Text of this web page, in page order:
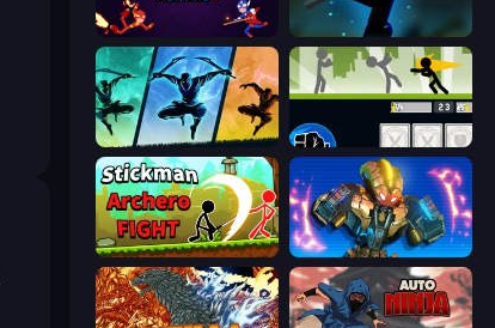
Stickman Fighting: Super War Stickman Weapon Master
Shadow Ninja Revenge Stickman Fighter: Mega Brawl
Stickman Archero Fight Ultimate Robo Duel 3D